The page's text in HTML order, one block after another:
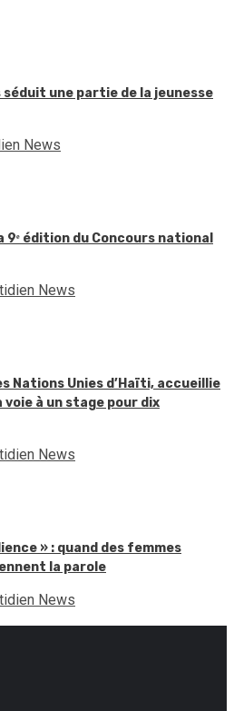
séduit une partie de la jeunesse
News
édition du Concours national
News
Nations Unies d’Haïti, accueillie
voie à un stage pour dix
News
» : quand des femmes
la parole
News